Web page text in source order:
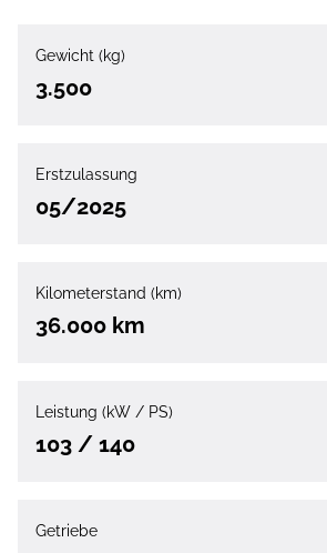
Gewicht (kg)
3.500
Erstzulassung
05/2025
Kilometerstand (km)
36.000 km
Leistung (kW / PS)
103 / 140
Getriebe